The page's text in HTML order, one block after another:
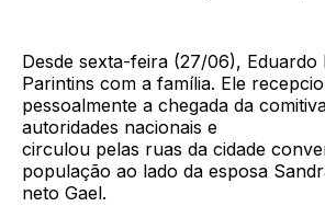
Desde sexta-feira (27/06), Eduardo
Parintins com a família. Ele
pessoalmente a chegada da
autoridades nacionais e
circulou pelas ruas da cidade
população ao lado da esposa
neto Gael.